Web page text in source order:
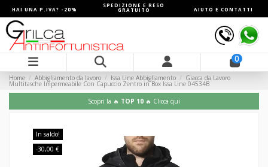
HAI UNA P.IVA? -20%
SPEDIZIONE E RESO
GRATUITO AIUTO E CONTATTI
0
Home Abbigliamento da lavoro Issa Line Abbigliamento Giacca da Lavoro
Multitasche Impermeabile Con Capuccio Zentro in Box Issa Line 04534B
Scopri la 🔥 TOP 10 🔥 Clicca qui
In saldo!
-30,00 €